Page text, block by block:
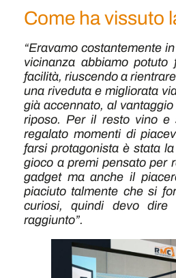
Come ha vissuto
“Eravamo costantemente
vicinanza abbiamo potuto
facilità, riuscendo a
una riveduta e migliorata
già accennato, al
riposo. Per il resto vino e
regalato momenti di
farsi protagonista è stata
gioco a premi pensato per
gadget ma anche il
piaciuto talmente che si
curiosi, quindi devo dire
raggiunto”.